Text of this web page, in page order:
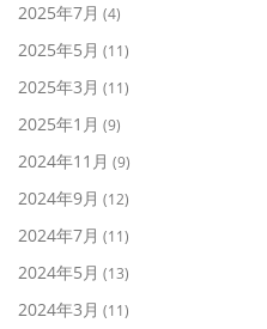
2025年7月 (4)
2025年5月 (11)
2025年3月 (11)
2025年1月 (9)
2024年11月 (9)
2024年9月 (12)
2024年7月 (11)
2024年5月 (13)
2024年3月 (11)